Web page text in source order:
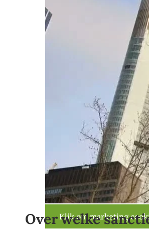
Klik om marketing
Over welke